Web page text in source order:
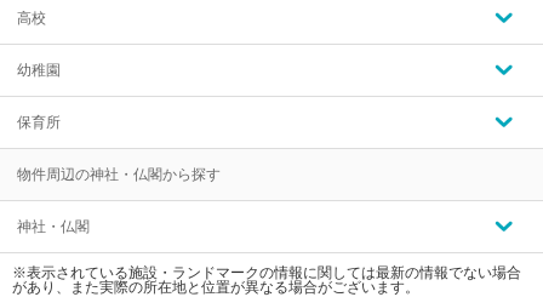
高校
幼稚園
保育所
物件周辺の神社・仏閣から探す
神社・仏閣
※表示されている施設・ランドマークの情報に関しては最新の情報でない場合
があり、また実際の所在地と位置が異なる場合がございます。